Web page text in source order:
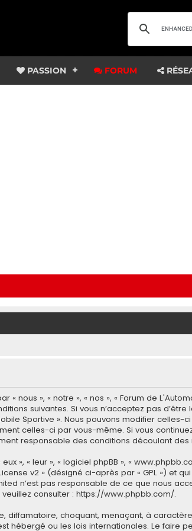
PASSION FORUM
nous », « notre », « nos », « Forum de
suivantes. Si vous n’acceptez pas
Sportive ». Nous pouvons modifier
celles-ci par vous-même. Si vous
responsable des conditions découlant
», « leur », « logiciel phpBB », «
v2 » (désigné ci-après par « GPL ») et
n’est pas responsable de ce que nous
consulter : https://www.phpbb.com/.
choquant, menaçant, à
hébergé ou les lois internationales. Le faire